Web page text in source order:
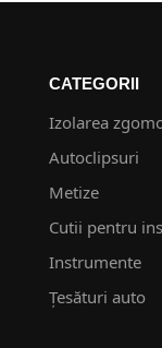
CATEGORII
Izolarea
Autoclipsuri
Metize
Cutii pentru
Instrumente
Țesături auto